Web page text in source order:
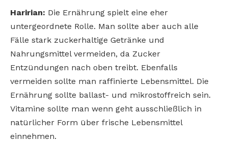
Haririan: Die Ernährung spielt eine eher
untergeordnete Rolle. Man sollte aber auch alle
Fälle stark zuckerhaltige Getränke und
Nahrungsmittel vermeiden, da Zucker
Entzündungen nach oben treibt. Ebenfalls
vermeiden sollte man raffinierte Lebensmittel. Die
Ernährung sollte ballast- und mikrostoffreich sein.
Vitamine sollte man wenn geht ausschließlich in
natürlicher Form über frische Lebensmittel
einnehmen.